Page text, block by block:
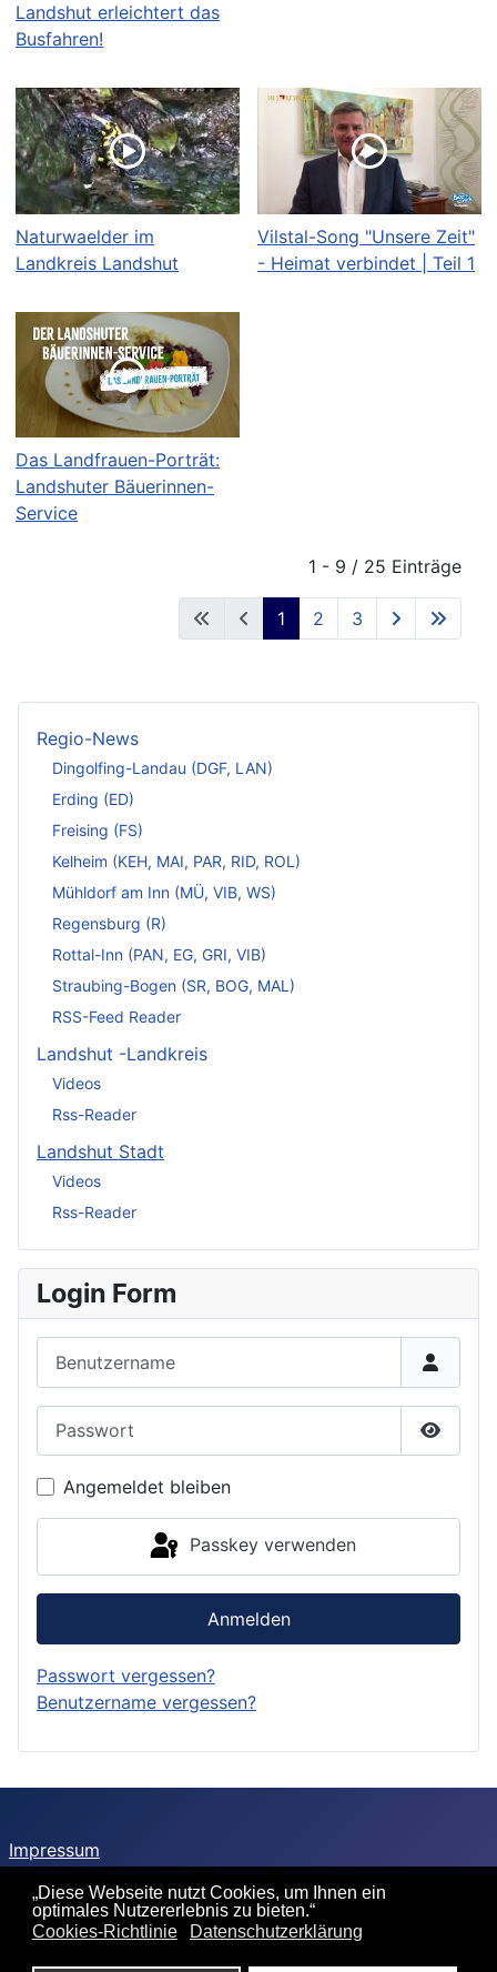
„Diese Webseite nutzt Cookies, um Ihnen ein
optimales Nutzererlebnis zu bieten.“
Cookies-Richtlinie
Datenschutzerklärung
Landshut erleichtert das
Busfahren!
Naturwaelder im
Landkreis Landshut
Vilstal-Song "Unsere Zeit"
- Heimat verbindet | Teil 1
Das Landfrauen-Porträt:
Landshuter Bäuerinnen-
Service
1 - 9 / 25 Einträge
1 2 3
Regio-News
Dingolfing-Landau (DGF, LAN)
Erding (ED)
Freising (FS)
Kelheim (KEH, MAI, PAR, RID, ROL)
Mühldorf am Inn (MÜ, VIB, WS)
Regensburg (R)
Rottal-Inn (PAN, EG, GRI, VIB)
Straubing-Bogen (SR, BOG, MAL)
RSS-Feed Reader
Landshut -Landkreis
Videos
Rss-Reader
Landshut Stadt
Videos
Rss-Reader
Login Form
Angemeldet bleiben
Passkey verwenden
Anmelden
Passwort vergessen?
Benutzername vergessen?
Impressum
Sitemap
Datenschutzerklärung